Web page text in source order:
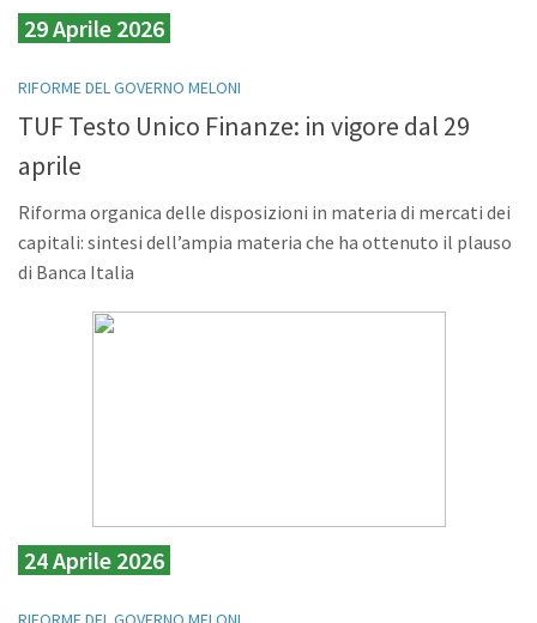
29 Aprile 2026
RIFORME DEL GOVERNO MELONI
TUF Testo Unico Finanze: in vigore dal 29
aprile
Riforma organica delle disposizioni in materia di mercati dei
capitali: sintesi dell’ampia materia che ha ottenuto il plauso
di Banca Italia
24 Aprile 2026